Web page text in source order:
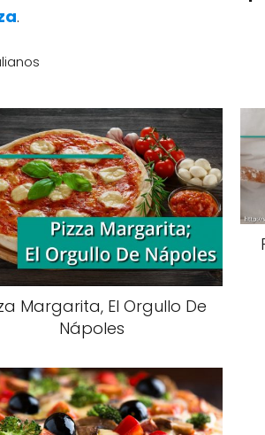
.
Margarita, El Orgullo De
Nápoles